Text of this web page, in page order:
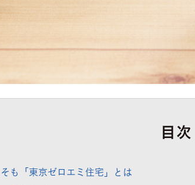
目次
も「東京ゼロエミ住宅」とは